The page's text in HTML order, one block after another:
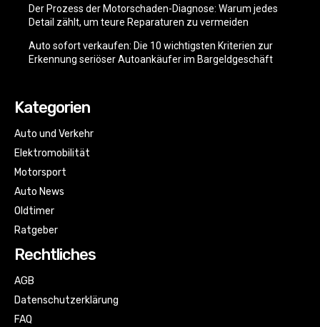
Der Prozess der Motorschaden-Diagnose: Warum jedes
Detail zählt, um teure Reparaturen zu vermeiden
Auto sofort verkaufen: Die 10 wichtigsten Kriterien zur
Erkennung seriöser Autoankäufer im Bargeldgeschäft
Kategorien
Auto und Verkehr
Elektromobilität
Motorsport
Auto News
Oldtimer
Ratgeber
Rechtliches
AGB
Datenschutzerklärung
FAQ